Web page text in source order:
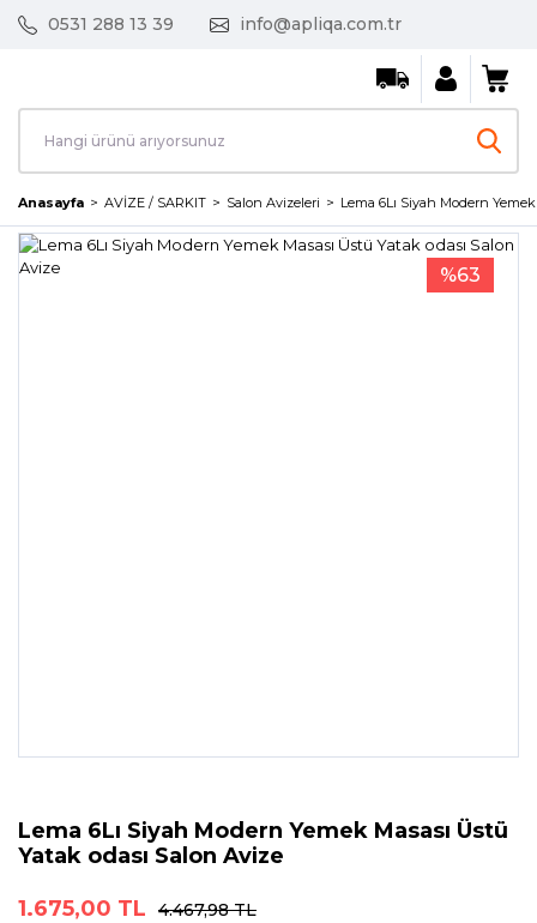
0531 288 13 39 info@apliqa.com.tr
Anasayfa AVİZE / SARKIT Salon Avizeleri Lema 6Lı Siyah Modern
%63
Lema 6Lı Siyah Modern Yemek Masası Üstü
Yatak odası Salon Avize
1.675,00 TL
4.467,98 TL